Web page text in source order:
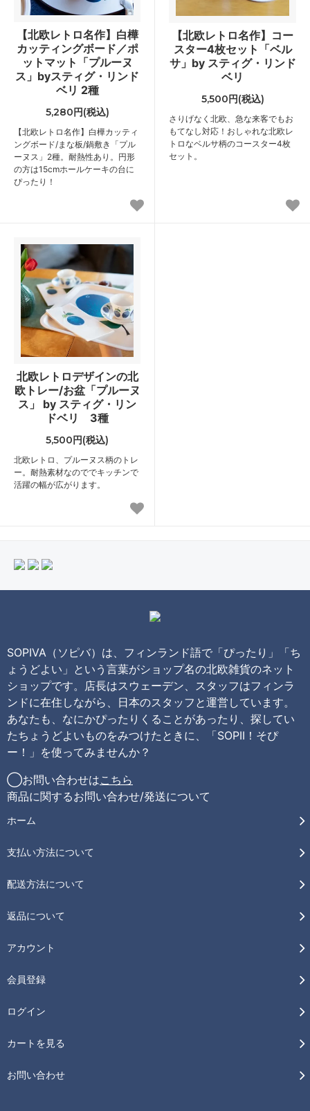
【北欧レトロ名作】白樺
カッティングボード／ポ
ットマット「プルーヌ
ス」byスティグ・リンド
ベリ 2種
5,280円(税込)
【北欧レトロ名作】白樺カッティ
ングボード/まな板/鍋敷き「プル
ーヌス」2種。耐熱性あり。円形
の方は15cmホールケーキの台に
ぴったり！
【北欧レトロ名作】コー
スター4枚セット「ベル
サ」by スティグ・リンド
ベリ
5,500円(税込)
さりげなく北欧、急な来客でもお
もてなし対応！おしゃれな北欧レ
トロなベルサ柄のコースター4枚
セット。
北欧レトロデザインの北
欧トレー/お盆「プルーヌ
ス」 by スティグ・リン
ドベリ 3種
5,500円(税込)
北欧レトロ、プルーヌス柄のトレ
ー。耐熱素材なのででキッチンで
活躍の幅が広がります。
SOPIVA（ソピバ）は、フィンランド語で「ぴったり」「ち
ょうどよい」という言葉がショップ名の北欧雑貨のネット
ショップです。店長はスウェーデン、スタッフはフィンラ
ンドに在住しながら、日本のスタッフと運営しています。
あなたも、なにかぴったりくることがあったり、探してい
たちょうどよいものをみつけたときに、「SOPII！そぴ
ー！」を使ってみませんか？
◯お問い合わせはこちら
商品に関するお問い合わせ/発送について
ホーム
支払い方法について
配送方法について
返品について
アカウント
会員登録
ログイン
カートを見る
お問い合わせ